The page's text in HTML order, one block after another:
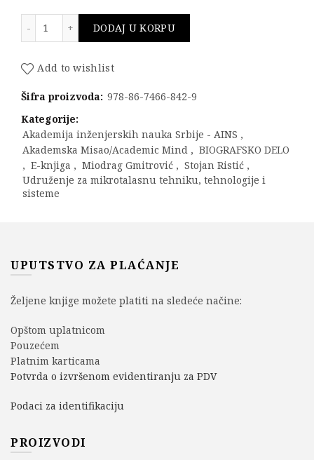
DODAJ U KORPU
Add to wishlist
Šifra proizvoda: 978-86-7466-842-9
Kategorije:
Akademija inženjerskih nauka Srbije - AINS ,
Akademska Misao/Academic Mind , BIOGRAFSKO DELO
, E-knjiga , Miodrag Gmitrović , Stojan Ristić ,
Udruženje za mikrotalasnu tehniku, tehnologije i
sisteme
UPUTSTVO ZA PLAĆANJE
Željene knjige možete platiti na sledeće načine:
Opštom uplatnicom
Pouzećem
Platnim karticama
Potvrda o izvršenom evidentiranju za PDV
Podaci za identifikaciju
PROIZVODI